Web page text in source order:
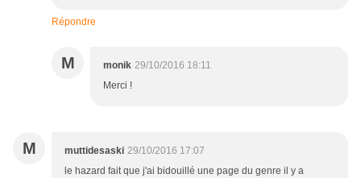
Répondre
M monik 29/10/2016 18:11
Merci !
M muttidesaski 29/10/2016 17:07
le hazard fait que j'ai bidouillé une page du genre il y a